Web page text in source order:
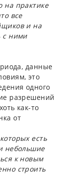
на практике
все
и на
с ними
данные
это
одного
разрешений
как-то
от
есть
небольшие
к новым
строить